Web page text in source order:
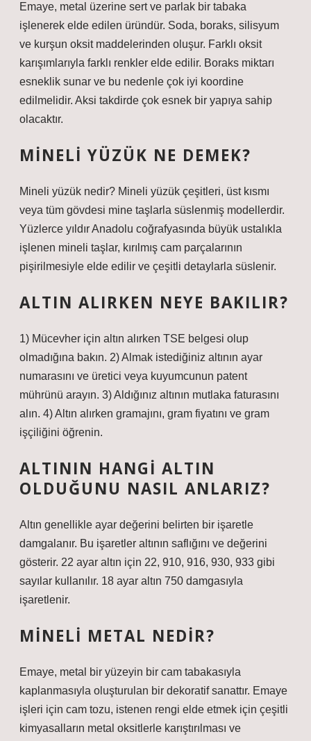
Emaye, metal üzerine sert ve parlak bir tabaka
işlenerek elde edilen üründür. Soda, boraks, silisyum
ve kurşun oksit maddelerinden oluşur. Farklı oksit
karışımlarıyla farklı renkler elde edilir. Boraks miktarı
esneklik sunar ve bu nedenle çok iyi koordine
edilmelidir. Aksi takdirde çok esnek bir yapıya sahip
olacaktır.
MINELI YÜZÜK NE DEMEK?
Mineli yüzük nedir? Mineli yüzük çeşitleri, üst kısmı
veya tüm gövdesi mine taşlarla süslenmiş modellerdir.
Yüzlerce yıldır Anadolu coğrafyasında büyük ustalıkla
işlenen mineli taşlar, kırılmış cam parçalarının
pişirilmesiyle elde edilir ve çeşitli detaylarla süslenir.
ALTIN ALIRKEN NEYE BAKILIR?
1) Mücevher için altın alırken TSE belgesi olup
olmadığına bakın. 2) Almak istediğiniz altının ayar
numarasını ve üretici veya kuyumcunun patent
mührünü arayın. 3) Aldığınız altının mutlaka faturasını
alın. 4) Altın alırken gramajını, gram fiyatını ve gram
işçiliğini öğrenin.
ALTININ HANGI ALTIN
OLDUĞUNU NASIL ANLARIZ?
Altın genellikle ayar değerini belirten bir işaretle
damgalanır. Bu işaretler altının saflığını ve değerini
gösterir. 22 ayar altın için 22, 910, 916, 930, 933 gibi
sayılar kullanılır. 18 ayar altın 750 damgasıyla
işaretlenir.
MINELI METAL NEDIR?
Emaye, metal bir yüzeyin bir cam tabakasıyla
kaplanmasıyla oluşturulan bir dekoratif sanattır. Emaye
işleri için cam tozu, istenen rengi elde etmek için çeşitli
kimyasalların metal oksitlerle karıştırılması ve